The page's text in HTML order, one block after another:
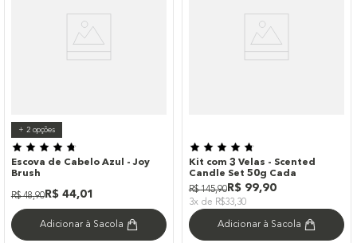
+ 2opções
Escova de Cabelo Azul - Joy
Brush
R$ 48,90R$ 44,01
Adicionar à Sacola
Kit com 3 Velas - Scented
Candle Set 50g Cada
R$ 145,90R$ 99,90
3x de R$33,30
Adicionar à Sacola